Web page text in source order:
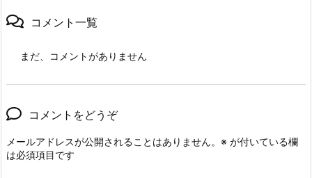
コメント一覧
まだ、コメントがありません
コメントをどうぞ
メールアドレスが公開されることはありません。 ※ が付いている欄
は必須項目です